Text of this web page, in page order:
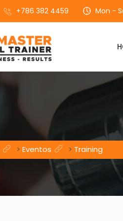
+786 382 4459 Mon -
> Eventos > Training